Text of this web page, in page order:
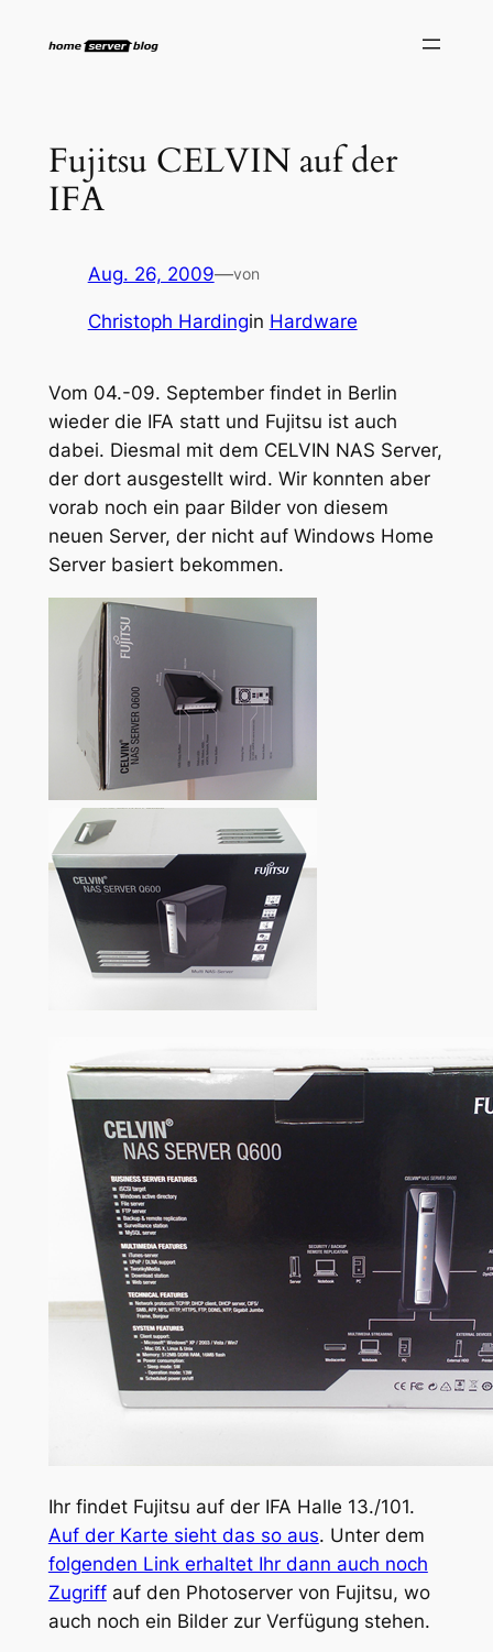
Inhalt
Fujitsu CELVIN auf der
IFA
Aug. 26, 2009—von
Christoph Hardingin Hardware
Vom 04.-09. September findet in Berlin
wieder die IFA statt und Fujitsu ist auch
dabei. Diesmal mit dem CELVIN NAS Server,
der dort ausgestellt wird. Wir konnten aber
vorab noch ein paar Bilder von diesem
neuen Server, der nicht auf Windows Home
Server basiert bekommen.
Ihr findet Fujitsu auf der IFA Halle 13./101.
Auf der Karte sieht das so aus. Unter dem
folgenden Link erhaltet Ihr dann auch noch
Zugriffauf den Photoserver von Fujitsu, wo
auch noch ein Bilder zur Verfügung stehen.